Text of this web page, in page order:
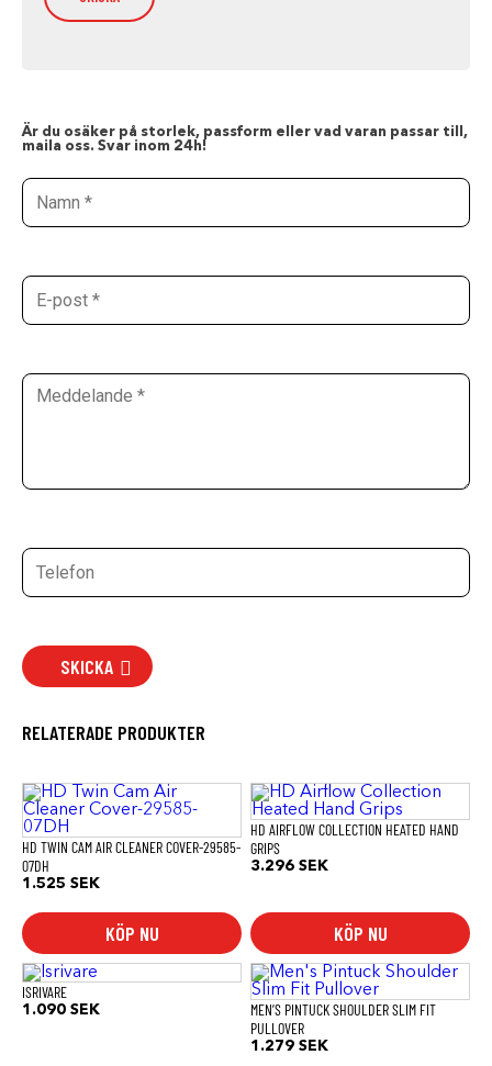
Är du osäker på storlek, passform eller vad varan passar till,
maila oss. Svar inom 24h!
SKICKA
RELATERADE PRODUKTER
HD TWIN CAM AIR CLEANER COVER-29585-
07DH
1.525 SEK
KÖP NU
HD AIRFLOW COLLECTION HEATED HAND
GRIPS
3.296 SEK
KÖP NU
ISRIVARE
1.090 SEK
MEN’S PINTUCK SHOULDER SLIM FIT
PULLOVER
1.279 SEK
Den
här
produkten
har
flera